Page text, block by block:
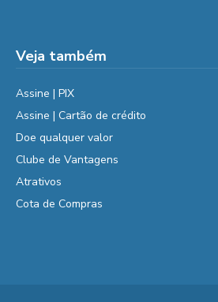
Veja também
Assine | PIX
Assine | Cartão de crédito
Doe qualquer valor
Clube de Vantagens
Atrativos
Cota de Compras